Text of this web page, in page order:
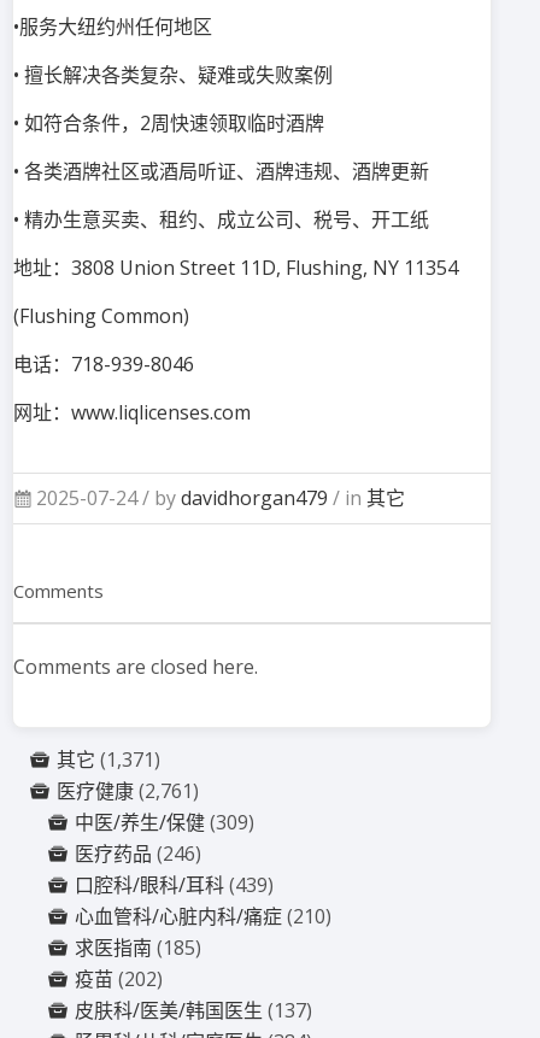
•服务大纽约州任何地区
• 擅长解决各类复杂、疑难或失败案例
• 如符合条件，2周快速领取临时酒牌
• 各类酒牌社区或酒局听证、酒牌违规、酒牌更新
• 精办生意买卖、租约、成立公司、税号、开工纸
地址：3808 Union Street 11D, Flushing, NY 11354
(Flushing Common)
电话：718-939-8046
网址：www.liqlicenses.com
2025-07-24 / bydavidhorgan479 / in其它
Comments
Comments are closed here.
其它 (1,371)
医疗健康(2,761)
中医/养生/保健(309)
医疗药品 (246)
口腔科/眼科/耳科(439)
心血管科/心脏内科/痛症(210)
求医指南 (185)
疫苗 (202)
皮肤科/医美/韩国医生 (137)